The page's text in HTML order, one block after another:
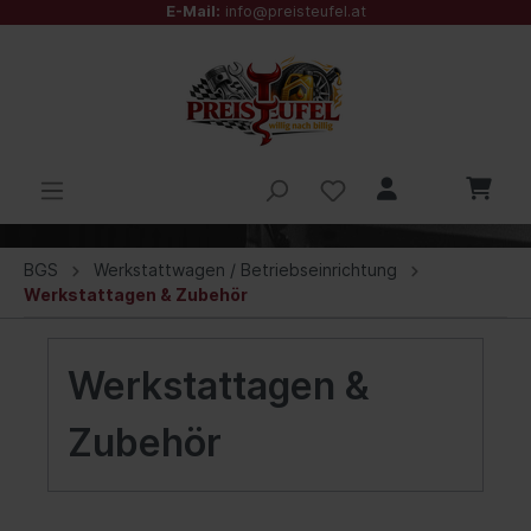
E-Mail: info@preisteufel.at
BGS
Werkstattwagen / Betriebseinrichtung
Werkstattagen & Zubehör
Werkstattagen &
Zubehör